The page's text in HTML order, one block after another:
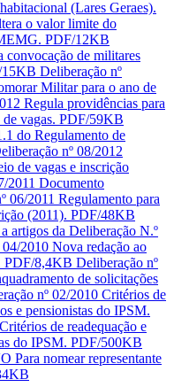
(Lares Geraes).
o valor limite do
PDF/12KB
convocação de militares
Deliberação nº
Militar para o ano de
Regula providências para
vagas. PDF/59KB
do Regulamento de
nº 08/2012
de vagas e inscrição
2011 Documento
06/2011 Regulamento para
(2011). PDF/48KB
artigos da Deliberação N.º
04/2010 Nova redação ao
PDF/8,4KB Deliberação nº
de solicitações
nº 02/2010 Critérios de
e pensionistas do IPSM.
Critérios de readequação e
do IPSM. PDF/500KB
Para nomear representante